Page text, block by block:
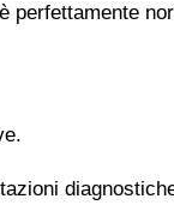
perfettamente